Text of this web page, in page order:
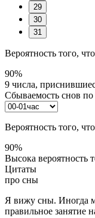
29
30
31
Вероятность того,
90%
9 числа,
Сбываемость снов по
Вероятность того,
90%
Высока вероятность
Цитаты
про сны
Я вижу сны. Иногда
правильное занятие